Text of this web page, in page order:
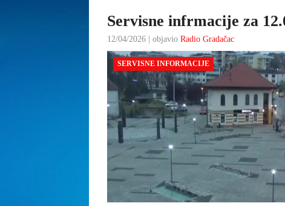
Servisne infrmacije za
12/04/2026 | objavio Radio Gradačac
SERVISNE INFORMACIJE